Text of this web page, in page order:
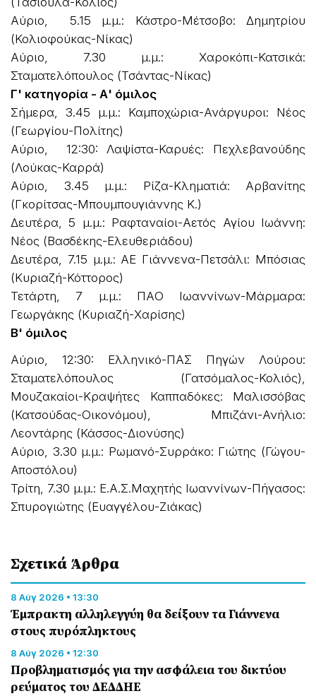
Αύριο, 5.15 μ.μ.: Κάστρο-Μέτσοβο: Δημητρίου
(Κολιοφούκας-Νίκας)
Αύριο, 7.30 μ.μ.: Χαροκόπι-Κατσικά:
Σταματελόπουλος (Τσάντας-Νίκας)
Γ' κατηγορία - Α' όμιλος
Σήμερα, 3.45 μ.μ.: Καμποχώρια-Ανάργυροι: Νέος
(Γεωργίου-Πολίτης)
Αύριο, 12:30: Λαψίστα-Καρυές: Πεχλεβανούδης
(Λούκας-Καρρά)
Αύριο, 3.45 μ.μ.: Ρίζα-Κληματιά: Αρβανίτης
(Γκορίτσας-Μπουμπουγιάννης Κ.)
Δευτέρα, 5 μ.μ.: Ραφταναίοι-Αετός Αγίου Ιωάννη:
Νέος (Βασδέκης-Ελευθεριάδου)
Δευτέρα, 7.15 μ.μ.: ΑΕ Γιάννενα-Πετσάλι: Μπόσιας
(Κυριαζή-Κόττορος)
Τετάρτη, 7 μ.μ.: ΠΑΟ Ιωαννίνων-Μάρμαρα:
Γεωργάκης (Κυριαζή-Χαρίσης)
Β' όμιλος
Αύριο, 12:30: Ελληνικό-ΠΑΣ Πηγών Λούρου:
Σταματελόπουλος (Γατσόμαλος-Κολιός),
Μουζακαίοι-Κραψήτες Καππαδόκες: Μαλισσόβας
(Κατσούδας-Οικονόμου), Μπιζάνι-Ανήλιο:
Λεοντάρης (Κάσσος-Διονύσης)
Αύριο, 3.30 μ.μ.: Ρωμανό-Συρράκο: Γιώτης (Γώγου-
Αποστόλου)
Τρίτη, 7.30 μ.μ.: Ε.Α.Σ.Μαχητής Ιωαννίνων-Πήγασος:
Σπυρογιώτης (Ευαγγέλου-Ζιάκας)
Σχετικά Άρθρα
8 Αύγ 2026 • 13:30
Έμπρακτη αλληλεγγύη θα δείξουν τα Γιάννενα
στους πυρόπληκτους
8 Αύγ 2026 • 12:30
Προβληματισμός για την ασφάλεια του δικτύου
ρεύματος του ΔΕΔΔΗΕ